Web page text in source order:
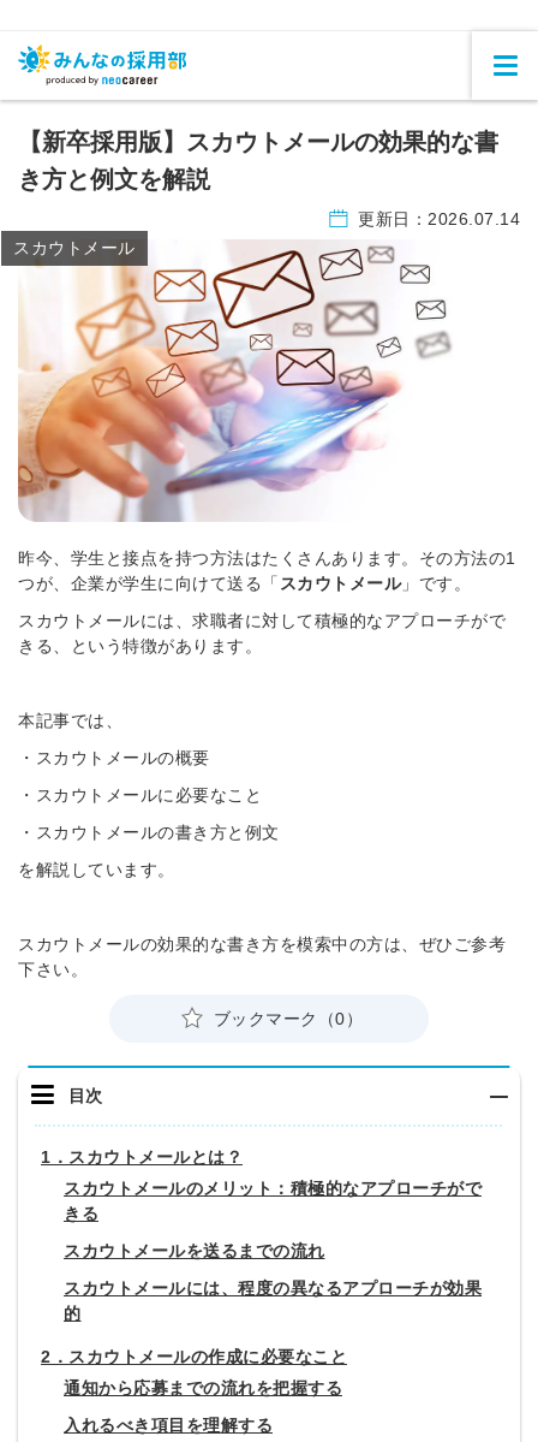
【新卒採用版】スカウトメールの効果的な書
き方と例文を解説
更新日： 2026.07.14
スカウトメール
昨今、学生と接点を持つ方法はたくさんあります。その方法の1
つが、企業が学生に向けて送る「 スカウトメール」です。
スカウトメールには、求職者に対して積極的なアプローチがで
きる、という特徴があります。
本記事では、
・スカウトメールの概要
・スカウトメールに必要なこと
・スカウトメールの書き方と例文
を解説しています。
スカウトメールの効果的な書き方を模索中の方は、ぜひご参考
下さい。
ブックマーク（0）
目次
1．スカウトメールとは？
スカウトメールのメリット：積極的なアプローチがで
きる
スカウトメールを送るまでの流れ
スカウトメールには、程度の異なるアプローチが効果
的
2．スカウトメールの作成に必要なこと
通知から応募までの流れを把握する
入れるべき項目を理解する